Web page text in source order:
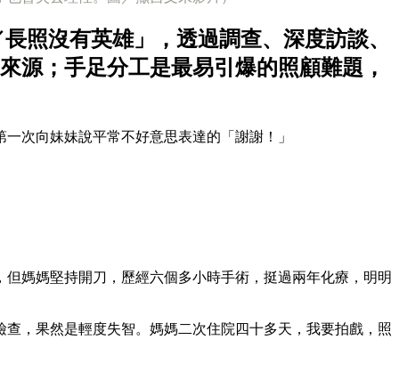
照沒有英雄」，透過調查、深度訪談、
源；手足分工是最易引爆的照顧難題，
次向妹妹說平常不好意思表達的「謝謝！」
媽媽堅持開刀，歷經六個多小時手術，挺過兩年化療，明明
，果然是輕度失智。媽媽二次住院四十多天，我要拍戲，照